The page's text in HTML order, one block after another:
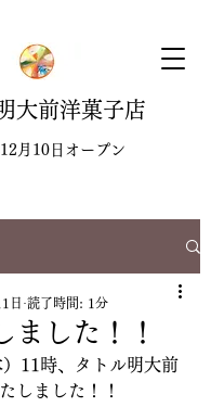
大前洋菓子店
月10日オープン
ました！！
日 読了時間: 1分
11時、タトル明大前
しました！！